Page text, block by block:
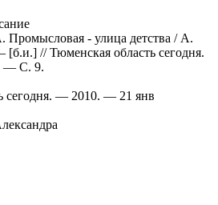
Промысловая - улица детства / А.
[б.и.] // Тюменская область сегодня.
— С. 9.
сегодня. — 2010. — 21 янв